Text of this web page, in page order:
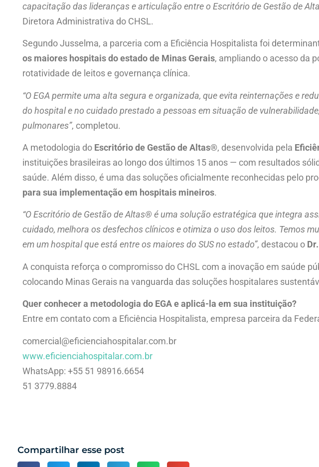
capacitação das lideranças e articulação entre o Escritório de Gestão de
Diretora Administrativa do CHSL.
Segundo Jusselma, a parceria com a Eficiência Hospitalista foi
os maiores hospitais do estado de Minas Gerais, ampliando o acesso da
rotatividade de leitos e governança clínica.
“O EGA permite uma alta segura e organizada, que evita reinternações e
do hospital e no cuidado prestado a pessoas em situação de
pulmonares”, completou.
A metodologia do Escritório de Gestão de Altas®, desenvolvida pela
instituições brasileiras ao longo dos últimos 15 anos — com resultados
saúde. Além disso, é uma das soluções oficialmente reconhecidas pelo
para sua implementação em hospitais mineiros.
“O Escritório de Gestão de Altas® é uma solução estratégica que integra
cuidado, melhora os desfechos clínicos e otimiza o uso dos leitos. Temos
em um hospital que está entre os maiores do SUS no estado”, destacou o
A conquista reforça o compromisso do CHSL com a inovação em saúde
colocando Minas Gerais na vanguarda das soluções hospitalares
Quer conhecer a metodologia do EGA e aplicá-la em sua instituição?
Entre em contato com a Eficiência Hospitalista, empresa parceira da
comercial@eficienciahospitalar.com.br
www.eficienciahospitalar.com.br
WhatsApp: +55 51 98916.6654
51 3779.8884
Compartilhar esse post